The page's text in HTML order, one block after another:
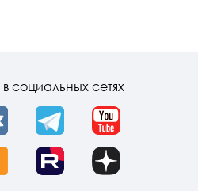
социальных сетях
Telegram YouTube
Rutube Dzen